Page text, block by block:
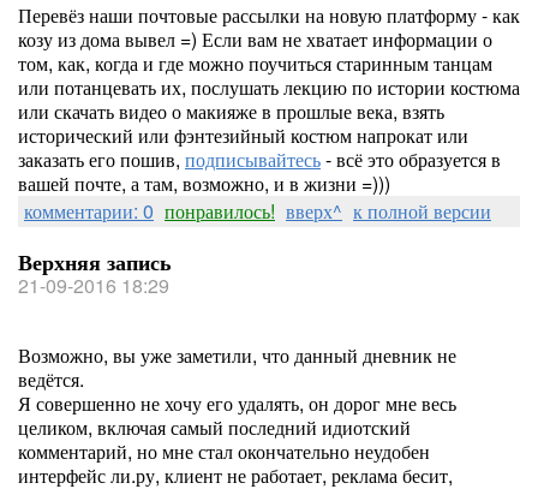
Перевёз наши почтовые рассылки на новую платформу - как
козу из дома вывел =) Если вам не хватает информации о
том, как, когда и где можно поучиться старинным танцам
или потанцевать их, послушать лекцию по истории костюма
или скачать видео о макияже в прошлые века, взять
исторический или фэнтезийный костюм напрокат или
заказать его пошив, подписывайтесь- всё это образуется в
вашей почте, а там, возможно, и в жизни =)))
комментарии: 0 понравилось! вверх^ к полной версии
Верхняя запись
21-09-2016 18:29
Возможно, вы уже заметили, что данный дневник не
ведётся.
Я совершенно не хочу его удалять, он дорог мне весь
целиком, включая самый последний идиотский
комментарий, но мне стал окончательно неудобен
интерфейс ли.ру, клиент не работает, реклама бесит,